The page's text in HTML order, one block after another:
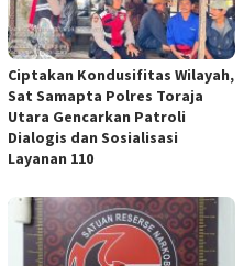
Ciptakan Kondusifitas Wilayah,
Sat Samapta Polres Toraja
Utara Gencarkan Patroli
Dialogis dan Sosialisasi
Layanan 110